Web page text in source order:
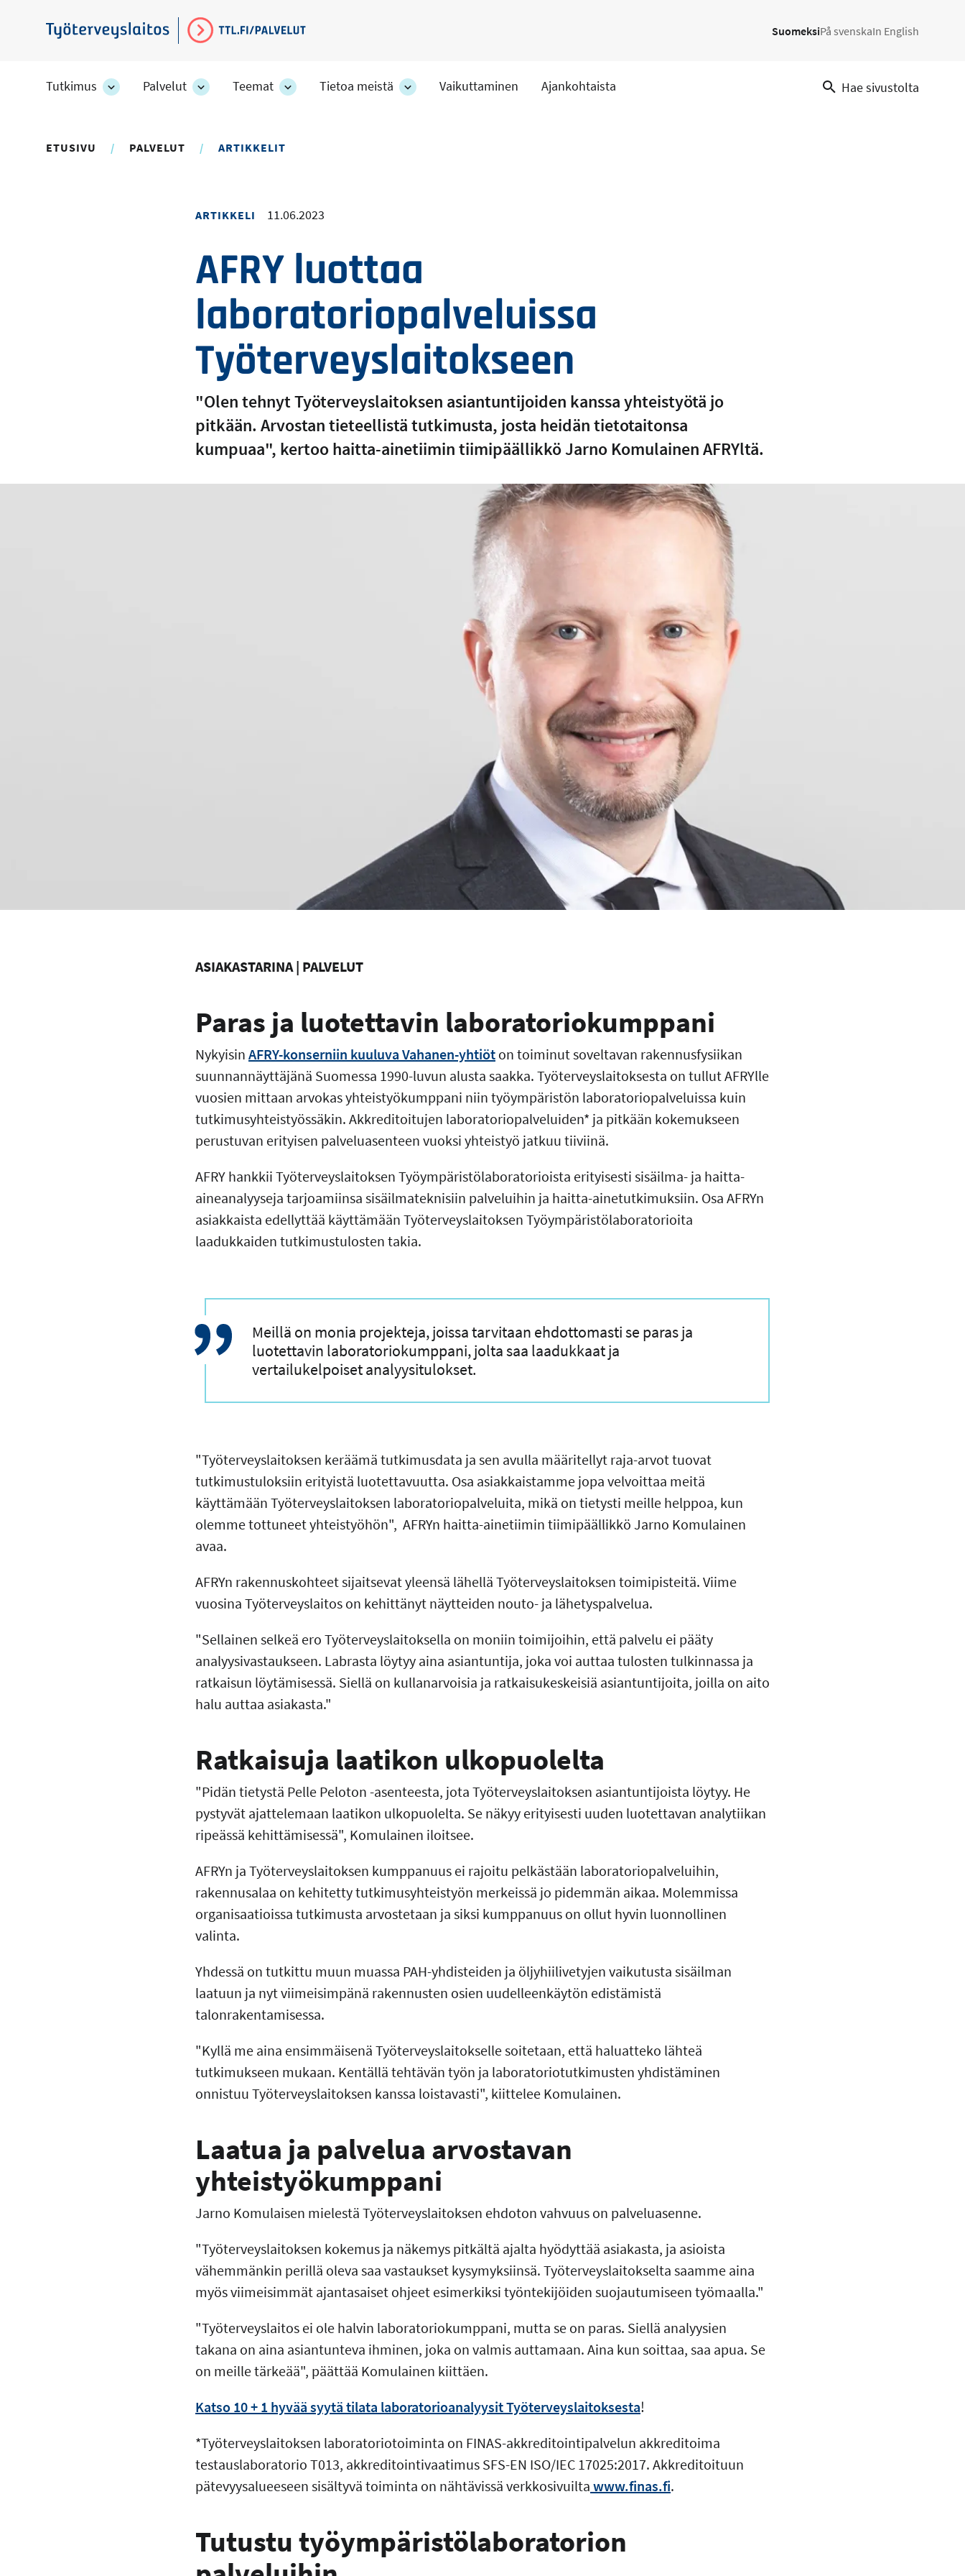
pääsisältöön
Työterveyslaitos
SuomeksiPå svenskaIn English
Tutkimus
TutkimusPalvelut
PalvelutTeemat
TeematTietoa meistä
TietoaVaikuttaminen Ajankohtaista Hae sivustolta
ETUSIVU PALVELUT ARTIKKELIT
ARTIKKELI 11.06.2023
AFRY luottaa
laboratoriopalveluissa
Työterveyslaitokseen
"Olen tehnyt Työterveyslaitoksen asiantuntijoiden kanssa yhteistyötä jo
pitkään. Arvostan tieteellistä tutkimusta, josta heidän tietotaitonsa
kumpuaa", kertoo haitta-ainetiimin tiimipäällikkö Jarno Komulainen AFRYltä.
ASIAKASTARINA | PALVELUT
Paras ja luotettavin laboratoriokumppani
Nykyisin AFRY-konserniin kuuluva Vahanen-yhtiöt on toiminut soveltavan rakennusfysiikan
suunnannäyttäjänä Suomessa 1990-luvun alusta saakka. Työterveyslaitoksesta on tullut AFRYlle
vuosien mittaan arvokas yhteistyökumppani niin työympäristön laboratoriopalveluissa kuin
tutkimusyhteistyössäkin. Akkreditoitujen laboratoriopalveluiden* ja pitkään kokemukseen
perustuvan erityisen palveluasenteen vuoksi yhteistyö jatkuu tiiviinä.
AFRY hankkii Työterveyslaitoksen Työympäristölaboratorioista erityisesti sisäilma- ja haitta-
aineanalyyseja tarjoamiinsa sisäilmateknisiin palveluihin ja haitta-ainetutkimuksiin. Osa AFRYn
asiakkaista edellyttää käyttämään Työterveyslaitoksen Työympäristölaboratorioita
laadukkaiden tutkimustulosten takia.
Meillä on monia projekteja, joissa tarvitaan ehdottomasti se paras ja
luotettavin laboratoriokumppani, jolta saa laadukkaat ja
vertailukelpoiset analyysitulokset.
"Työterveyslaitoksen keräämä tutkimusdata ja sen avulla määritellyt raja-arvot tuovat
tutkimustuloksiin erityistä luotettavuutta. Osa asiakkaistamme jopa velvoittaa meitä
käyttämään Työterveyslaitoksen laboratoriopalveluita, mikä on tietysti meille helppoa, kun
olemme tottuneet yhteistyöhön", AFRYn haitta-ainetiimin tiimipäällikkö Jarno Komulainen
avaa.
AFRYn rakennuskohteet sijaitsevat yleensä lähellä Työterveyslaitoksen toimipisteitä. Viime
vuosina Työterveyslaitos on kehittänyt näytteiden nouto- ja lähetyspalvelua.
"Sellainen selkeä ero Työterveyslaitoksella on moniin toimijoihin, että palvelu ei pääty
analyysivastaukseen. Labrasta löytyy aina asiantuntija, joka voi auttaa tulosten tulkinnassa ja
ratkaisun löytämisessä. Siellä on kullanarvoisia ja ratkaisukeskeisiä asiantuntijoita, joilla on aito
halu auttaa asiakasta."
Ratkaisuja laatikon ulkopuolelta
"Pidän tietystä Pelle Peloton -asenteesta, jota Työterveyslaitoksen asiantuntijoista löytyy. He
pystyvät ajattelemaan laatikon ulkopuolelta. Se näkyy erityisesti uuden luotettavan analytiikan
ripeässä kehittämisessä", Komulainen iloitsee.
AFRYn ja Työterveyslaitoksen kumppanuus ei rajoitu pelkästään laboratoriopalveluihin,
rakennusalaa on kehitetty tutkimusyhteistyön merkeissä jo pidemmän aikaa. Molemmissa
organisaatioissa tutkimusta arvostetaan ja siksi kumppanuus on ollut hyvin luonnollinen
valinta.
Yhdessä on tutkittu muun muassa PAH-yhdisteiden ja öljyhiilivetyjen vaikutusta sisäilman
laatuun ja nyt viimeisimpänä rakennusten osien uudelleenkäytön edistämistä
talonrakentamisessa.
"Kyllä me aina ensimmäisenä Työterveyslaitokselle soitetaan, että haluatteko lähteä
tutkimukseen mukaan. Kentällä tehtävän työn ja laboratoriotutkimusten yhdistäminen
onnistuu Työterveyslaitoksen kanssa loistavasti", kiittelee Komulainen.
Laatua ja palvelua arvostavan
yhteistyökumppani
Jarno Komulaisen mielestä Työterveyslaitoksen ehdoton vahvuus on palveluasenne.
"Työterveyslaitoksen kokemus ja näkemys pitkältä ajalta hyödyttää asiakasta, ja asioista
vähemmänkin perillä oleva saa vastaukset kysymyksiinsä. Työterveyslaitokselta saamme aina
myös viimeisimmät ajantasaiset ohjeet esimerkiksi työntekijöiden suojautumiseen työmaalla."
"Työterveyslaitos ei ole halvin laboratoriokumppani, mutta se on paras. Siellä analyysien
takana on aina asiantunteva ihminen, joka on valmis auttamaan. Aina kun soittaa, saa apua. Se
on meille tärkeää", päättää Komulainen kiittäen.
Katso 10 + 1 hyvää syytä tilata laboratorioanalyysit Työterveyslaitoksesta!
*Työterveyslaitoksen laboratoriotoiminta on FINAS-akkreditointipalvelun akkreditoima
testauslaboratorio T013, akkreditointivaatimus SFS-EN ISO/IEC 17025:2017. Akkreditoituun
pätevyysalueeseen sisältyvä toiminta on nähtävissä verkkosivuilta www.finas.fi.
Tutustu työympäristölaboratorion